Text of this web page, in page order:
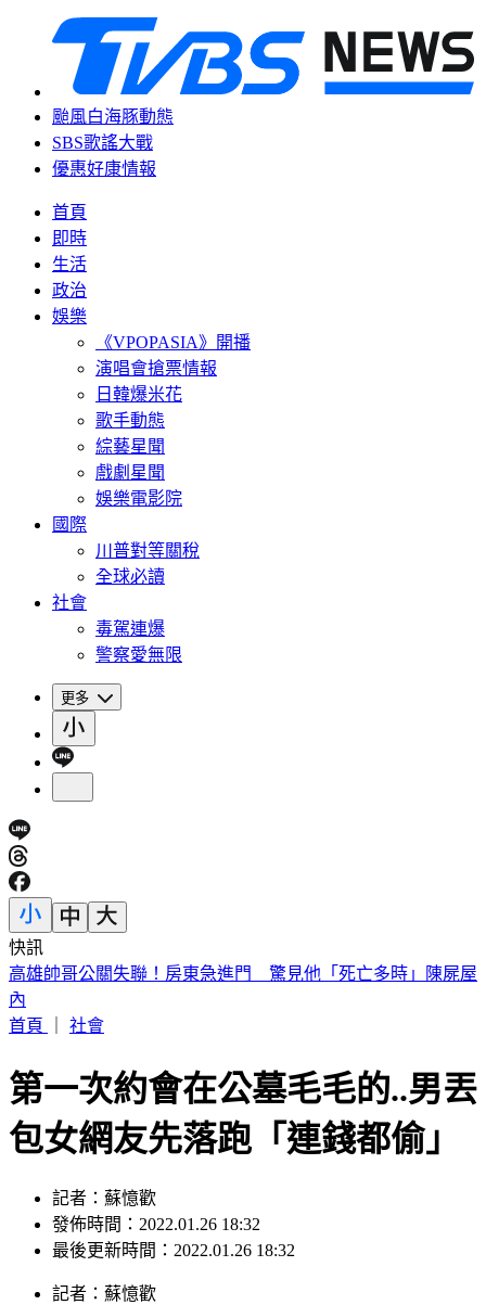
颱風白海豚動態
SBS歌謠大戰
優惠好康情報
首頁
即時
生活
政治
娛樂
《VPOPASIA》開播
演唱會搶票情報
日韓爆米花
歌手動態
綜藝星聞
戲劇星聞
娛樂電影院
國際
川普對等關稅
全球必讀
社會
毒駕連爆
警察愛無限
更多
快訊
晚起南部雨勢接力！專家曝「雨炸北台灣關鍵」 估這時起緩
和
首頁
社會
第一次約會在公墓毛毛的..男丟
包女網友先落跑「連錢都偷」
記者：蘇憶歡
發佈時間：2022.01.26 18:32
最後更新時間：2022.01.26 18:32
記者 ： 蘇憶歡